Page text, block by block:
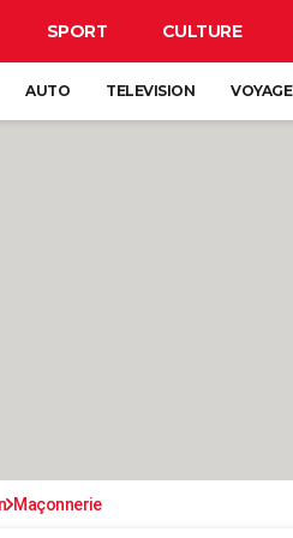
SPORT CULTURE
AUTO TELEVISION VOYAGE
Maçonnerie